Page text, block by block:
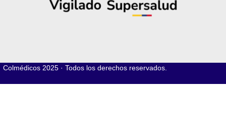
Colmédicos 2025 · Todos los derechos reservados.